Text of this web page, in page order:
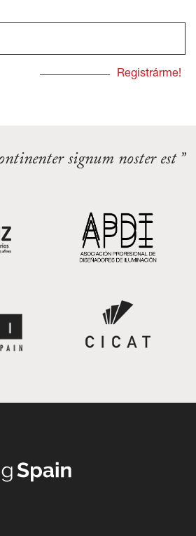
signum noster est ”